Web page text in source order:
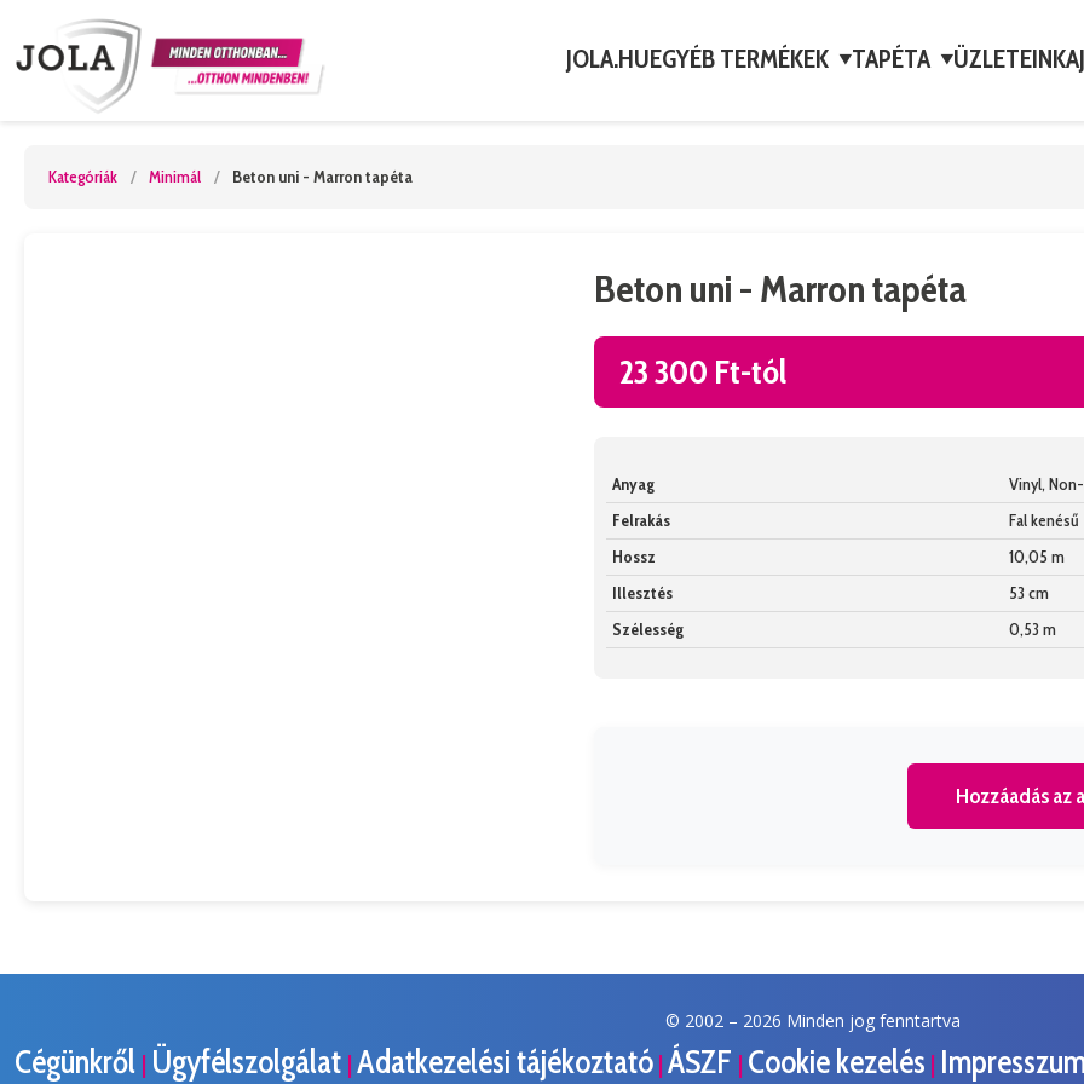
JOLA.HUEGYÉB TERMÉKEK ▼TAPÉTA ▼ÜZLETEINK
Kategóriák / Minimál / Beton uni - Marron tapéta
Beton uni - Marron tapéta
23 300 Ft-tól
Anyag
Vinyl,
Felrakás
Fal kenésű
Hossz
10,05 m
Illesztés
53 cm
Szélesség
0,53 m
Hozzáadás az
© 2002 – 2026 Minden jog fenntartva
Cégünkről | Ügyfélszolgálat | Adatkezelési tájékoztató | ÁSZF | Cookie kezelés |